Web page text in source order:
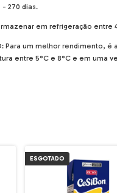
270 dias.
em refrigeração entre
Para um melhor
entre 5°C e 8°C e em uma
ESGOTADO